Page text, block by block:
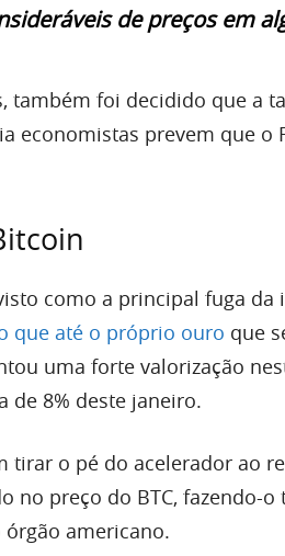
de preços em
também foi decidido que a
economistas prevem que o
como a principal fuga da
que até o próprio ouro que
uma forte valorização
de 8% deste janeiro.
tirar o pé do acelerador ao
no preço do BTC, fazendo-
americano.